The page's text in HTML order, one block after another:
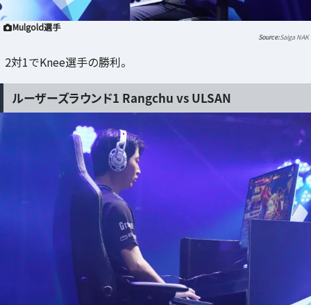
Mulgold選手
Saiga NAK
2対1でKnee選手の勝利。
ルーザーズラウンド1 Rangchu vs ULSAN